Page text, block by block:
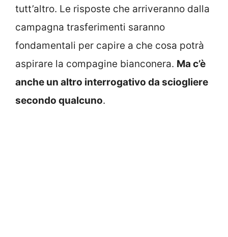
tutt’altro. Le risposte che arriveranno dalla
campagna trasferimenti saranno
fondamentali per capire a che cosa potrà
aspirare la compagine bianconera. Ma c’è
anche un altro interrogativo da sciogliere
secondo qualcuno.